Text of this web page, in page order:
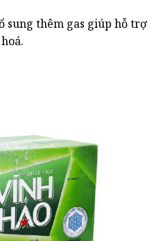
sung thêm gas giúp hỗ trợ